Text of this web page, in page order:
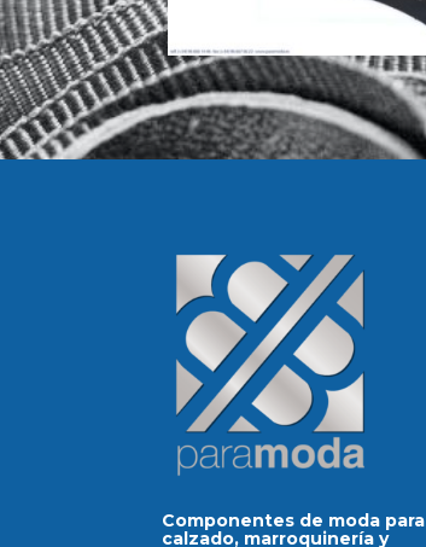
Componentes de moda para
calzado, marroquinería y